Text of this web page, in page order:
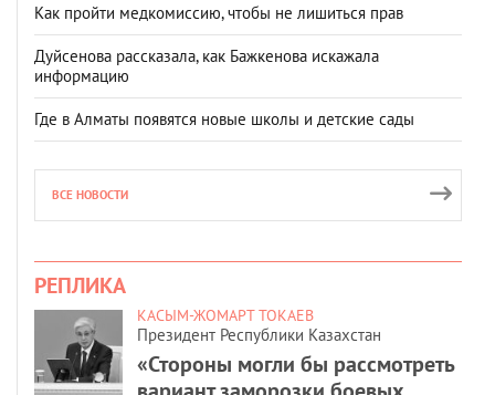
Как пройти медкомиссию, чтобы не лишиться прав
Дуйсенова рассказала, как Бажкенова искажала
информацию
Где в Алматы появятся новые школы и детские сады
ВСЕ НОВОСТИ
РЕПЛИКА
КАСЫМ-ЖОМАРТ ТОКАЕВ
Президент Республики Казахстан
«Стороны могли бы рассмотреть